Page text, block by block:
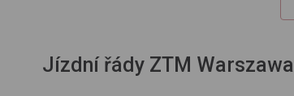
Jízdní řády ZTM Warszawa